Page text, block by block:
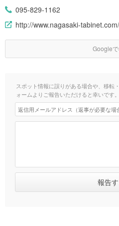
095-829-1162
http://www.nagasaki-
Google
スポット情報に誤りがある場合や、移転
ォームよりご報告いただけると幸いです。